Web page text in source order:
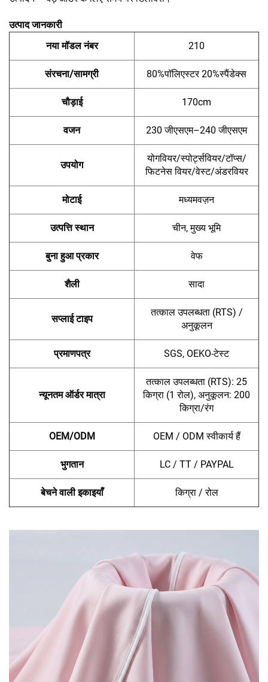
उत्पाद जानकारी
नया मॉडल नंबर
210
संरचना/सामग्री 80%पॉलिएस्टर 20%स्पैंडेक्स
चौड़ाई 170cm
वजन 230 जीएसएम–240 जीएसएम
उपयोग
योगवियर/स्पोर्ट्सवियर/टॉप्स/
फिटनेस वियर/वेस्ट/अंडरवियर
मोटाई मध्यमवज़न
उत्पत्ति स्थान चीन, मुख्य भूमि
बुना हुआ प्रकार वेफ
शैली सादा
सप्लाई टाइप
तत्काल उपलब्धता (RTS) /
अनुकूलन
प्रमाणपत्र SGS, OEKO-टेस्ट
न्यूनतम ऑर्डर मात्रा
तत्काल उपलब्धता (RTS): 25
किग्रा (1 रोल), अनुकूलन: 200
किग्रा/रंग
OEM/ODM OEM / ODM स्वीकार्य हैं
भुगतान LC / TT / PAYPAL
बेचने वाली इकाइयाँ किग्रा / रोल